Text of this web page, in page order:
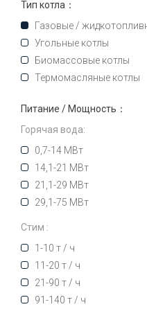
Тип котла：
Газовые /
Угольные котлы
Биомассовые котлы
Термомасляные котлы
Питание / Мощность：
Горячая вода:
0,7-14 МВт
14,1-21 МВт
21,1-29 МВт
29,1-75 МВт
Стим :
1-10 т / ч
11-20 т / ч
21-90 т / ч
91-140 т / ч